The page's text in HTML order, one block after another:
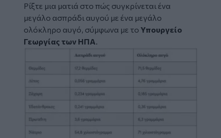
Ρίξτε μια ματιά στο πώς συγκρίνεται ένα
μεγάλο ασπράδι αυγού με ένα μεγάλο
ολόκληρο αυγό, σύμφωνα με το Υπουργείο
Γεωργίας των ΗΠΑ.